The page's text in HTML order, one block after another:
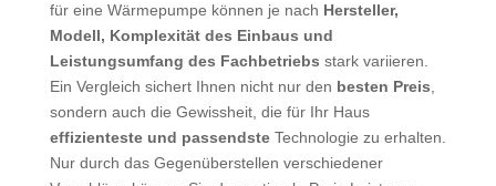
für eine Wärmepumpe können je nach Hersteller,
Modell, Komplexität des Einbaus und
Leistungsumfang des Fachbetriebs stark variieren.
Ein Vergleich sichert Ihnen nicht nur den besten Preis
sondern auch die Gewissheit, die für Ihr Haus
effizienteste und passendsteTechnologie zu erhalten.
Nur durch das Gegenüberstellen verschiedener